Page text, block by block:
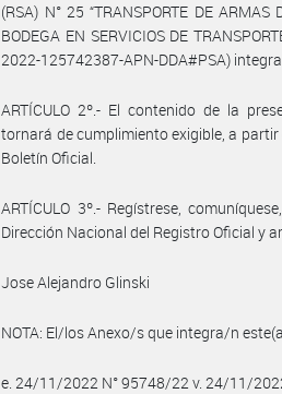
(RSA) N° 25 “TRANSPORTE DE
BODEGA EN SERVICIOS DE
2022-125742387-APN-DDA#PSA)
ARTÍCULO 2º.- El contenido de la
tornará de cumplimiento exigible, a
Boletín Oficial.
ARTÍCULO 3º.- Regístrese,
Dirección Nacional del Registro Oficial y
Jose Alejandro Glinski
NOTA: El/los Anexo/s que integra/n
e. 24/11/2022 N° 95748/22 v. 24/11/